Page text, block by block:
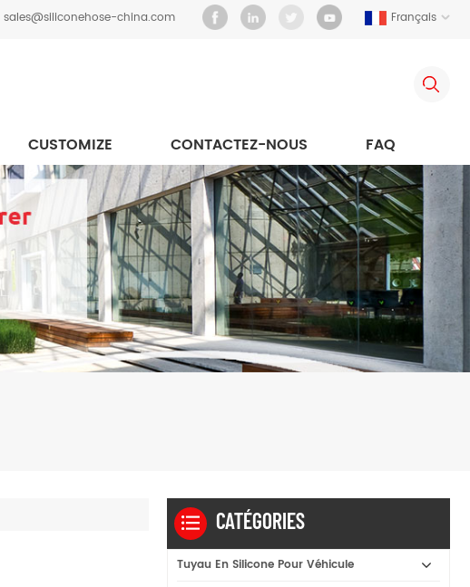
Français
sales@siliconehose-china.com
CUSTOMIZE CONTACTEZ-NOUS FAQ
CATÉGORIES
Tuyau En Silicone Pour Véhicule